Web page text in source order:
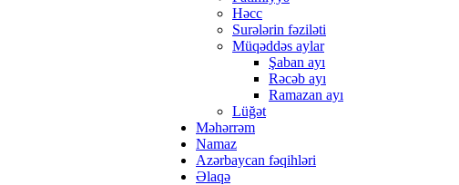
Həcc
Surələrin fəziləti
Müqəddəs aylar
Şaban ayı
Rəcəb ayı
Ramazan ayı
Lüğət
Məhərrəm
Namaz
Azərbaycan fəqihləri
Əlaqə